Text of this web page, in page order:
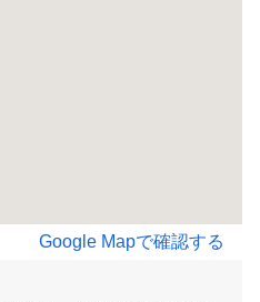
Google Mapで確認する